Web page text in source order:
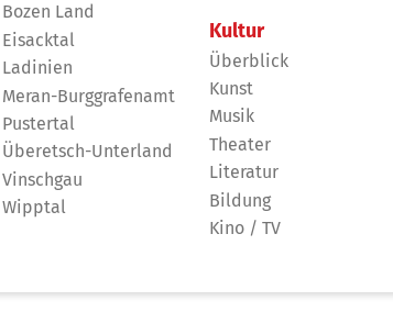
Bozen Land
Eisacktal
Ladinien
Meran-Burggrafenamt
Pustertal
Überetsch-Unterland
Vinschgau
Wipptal
Kultur
Überblick
Kunst
Musik
Theater
Literatur
Bildung
Kino / TV